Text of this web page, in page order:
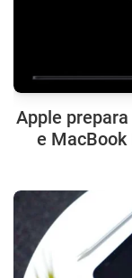
Apple
e